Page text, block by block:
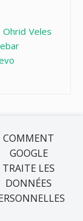
Ohrid Veles
COMMENT
GOOGLE
TRAITE LES
DONNÉES